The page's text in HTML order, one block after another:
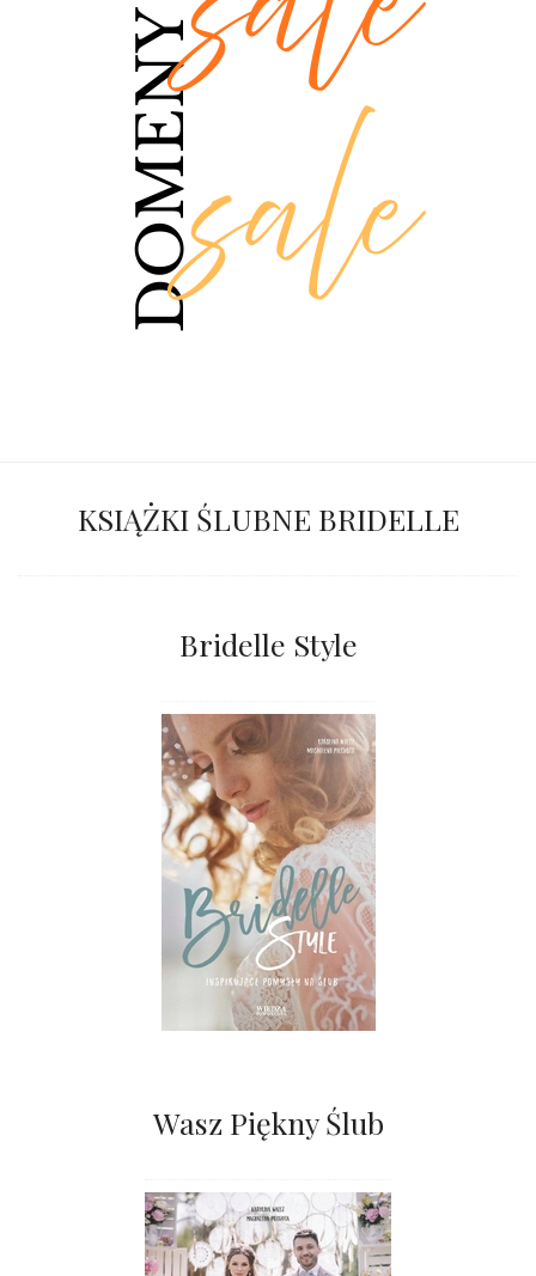
KSIĄŻKI ŚLUBNE BRIDELLE
Bridelle Style
Wasz Piękny Ślub